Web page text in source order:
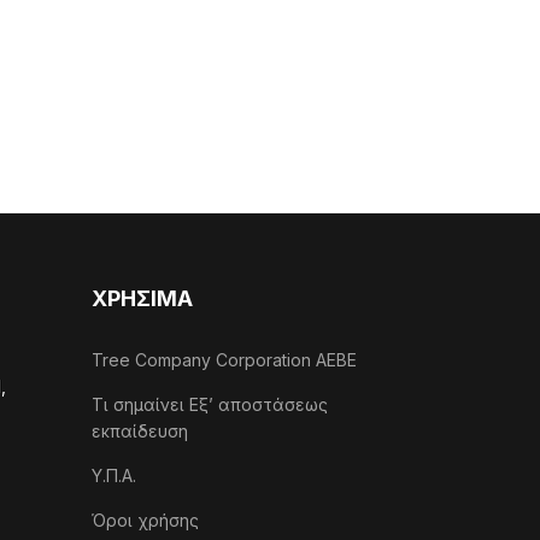
ΧΡΗΣΙΜΑ
Tree Company Corporation AEBE
Τι σημαίνει Εξ’ αποστάσεως
εκπαίδευση
Υ.Π.Α.
Όροι χρήσης